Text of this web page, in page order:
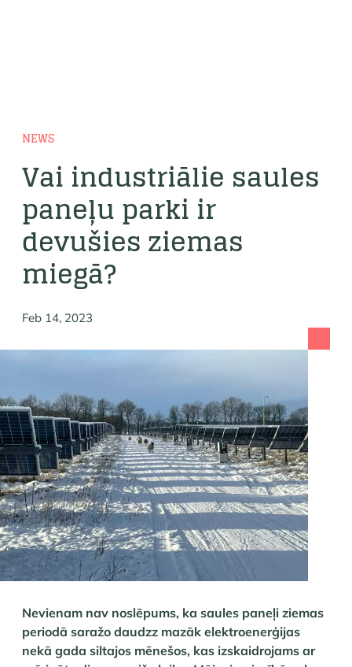
NEWS
Vai industriālie saules
paneļu parki ir
devušies ziemas
miegā?
Feb 14, 2023
Nevienam nav noslēpums, ka saules paneļi ziemas
periodā saražo daudzz mazāk elektroenerģijas
nekā gada siltajos mēnešos, kas izskaidrojams ar